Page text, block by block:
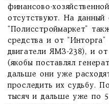
финансово-
отсутствуют. На данный
“Полисстроймаркет”
средства и от
двигатели ЯМЗ-238), и от
(якобы поставлял
дальше они уже
проследить их судьбу.
тысяч и дальше уже по